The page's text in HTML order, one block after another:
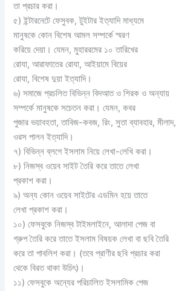
তা প্রচার করা।
৫) ইন্টারনেটে ফেসুবক, টুইটার ইত্যাদি মাধ্যমে
মানুষকে কোন বিশেষ আমল সম্পর্কে স্মরণ
করিয়ে দেয়া। যেমন, মুহাররমের ১০ তারিখের
রোযা, আরাফাতের রোযা, আইয়ামে বিয়ের
রোযা, বিশেষ দুয়া ইত্যাদি।
৬) সমাজে প্রচলিত বিভিন্ন বিদআত ও শিরক ও অন্যায়
সম্পর্কে মানুষকে সচেতন করা। যেমন, কবর
পুজার ভয়াবহতা, তাবিজ-কবজ, রিং, সুতা ব্যাবহার, মীলাদ,
ওরস পালন ইত্যাদি।
৭) বিভিন্ন ব্লগে ইসলাম নিয়ে লেখা-লেখি করা।
৮) নিজস্ব ওয়েব সাইট তৈরি করে তাতে লেখা
প্রকাশ করা।
৯) অন্য কোন ওয়েব সাইটের এডমিন হয়ে তাতে
লেখা প্রকাশ করা।
১০) ফেসবুকে নিজস্ব টাইমলাইনে, আলাদা পেজ বা
গ্রুপ তৈরি করে তাতে ইসলাম বিষয়ক লেখা বা ছবি তৈরি
করে তা পাবলিশ করা। (তবে প্রাণীর ছবি প্রচার করা
থেকে বিরত থাকা উচিৎ)।
১১) ফেসবুকে অন্যের পরিচালিত ইসলামিক পেজ